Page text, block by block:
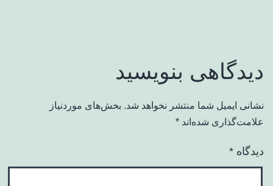
دیدگاهی بنویسید
نشانی ایمیل شما منتشر نخواهد شد. بخش‌های موردنیاز
علامت‌گذاری شده‌اند *
دیدگاه *